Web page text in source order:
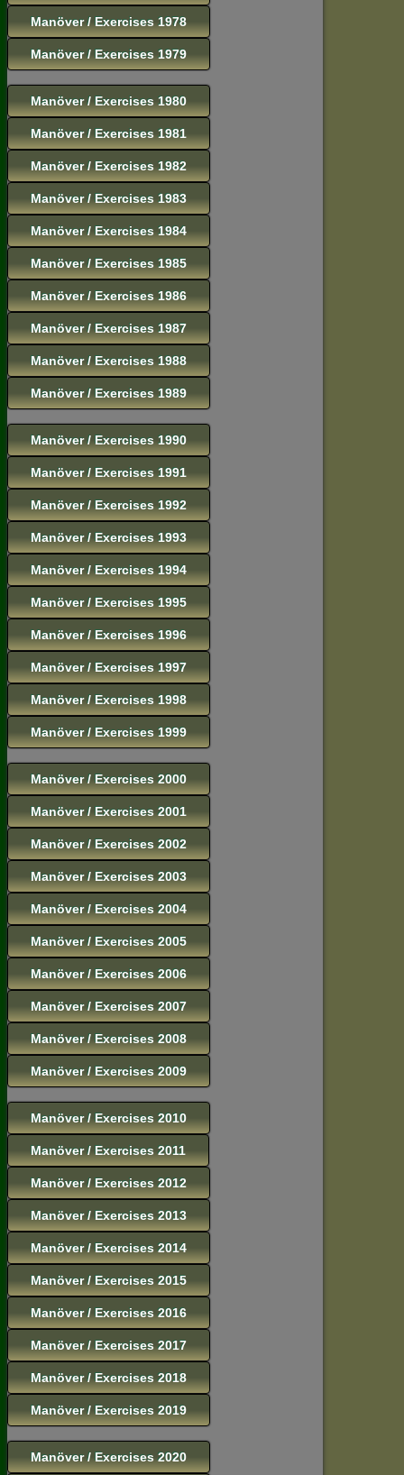
Manöver / Exercises 1978
Manöver / Exercises 1979
Manöver / Exercises 1980
Manöver / Exercises 1981
Manöver / Exercises 1982
Manöver / Exercises 1983
Manöver / Exercises 1984
Manöver / Exercises 1985
Manöver / Exercises 1986
Manöver / Exercises 1987
Manöver / Exercises 1988
Manöver / Exercises 1989
Manöver / Exercises 1990
Manöver / Exercises 1991
Manöver / Exercises 1992
Manöver / Exercises 1993
Manöver / Exercises 1994
Manöver / Exercises 1995
Manöver / Exercises 1996
Manöver / Exercises 1997
Manöver / Exercises 1998
Manöver / Exercises 1999
Manöver / Exercises 2000
Manöver / Exercises 2001
Manöver / Exercises 2002
Manöver / Exercises 2003
Manöver / Exercises 2004
Manöver / Exercises 2005
Manöver / Exercises 2006
Manöver / Exercises 2007
Manöver / Exercises 2008
Manöver / Exercises 2009
Manöver / Exercises 2010
Manöver / Exercises 2011
Manöver / Exercises 2012
Manöver / Exercises 2013
Manöver / Exercises 2014
Manöver / Exercises 2015
Manöver / Exercises 2016
Manöver / Exercises 2017
Manöver / Exercises 2018
Manöver / Exercises 2019
Manöver / Exercises 2020